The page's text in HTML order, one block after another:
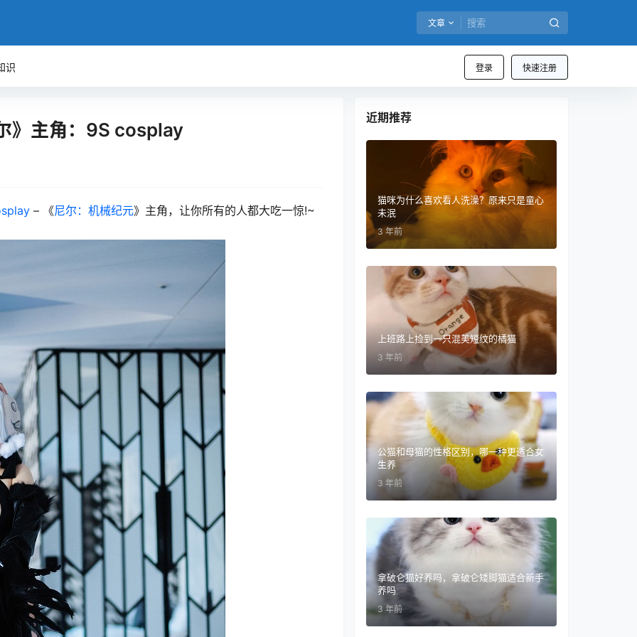
文章
登录 快速注册
识
》主角：9S cosplay
– 《尼尔：机械纪元》主角，让你所有的人都大吃一惊!~
近期推荐
猫咪为什么喜欢看人洗澡？原来只是童心
未泯
3 年前
上班路上捡到一只混美短纹的橘猫
3 年前
公猫和母猫的性格区别，哪一种更适合女
生养
3 年前
拿破仑猫好养吗，拿破仑矮脚猫适合新手
养吗
3 年前